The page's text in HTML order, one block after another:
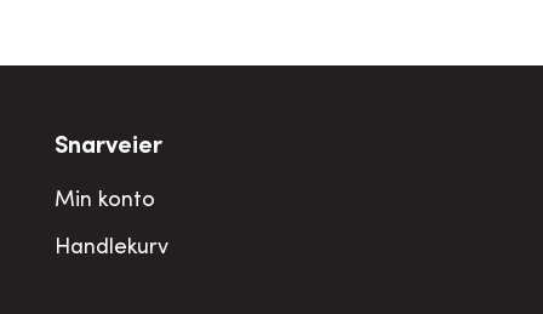
Snarveier
Min konto
Handlekurv